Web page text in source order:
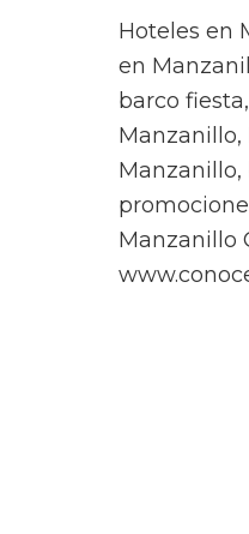
Hoteles en
en
barco
Manzanillo,
Manzanillo,
Manzanillo